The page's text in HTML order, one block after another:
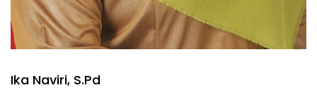
Ika Naviri, S.Pd